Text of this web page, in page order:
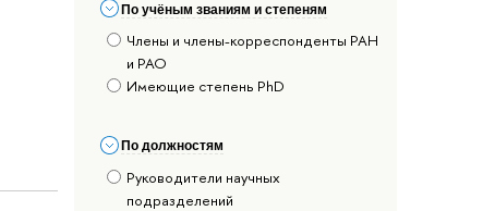
По учёным званиям и степеням
Члены и члены-корреспонденты РАН
и РАО
Имеющие степень PhD
По должностям
Руководители научных
подразделений